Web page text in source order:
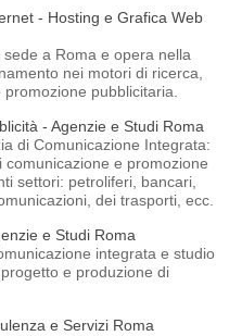
- Hosting e Grafica Web
a Roma e opera nella
nei motori di ricerca,
pubblicitaria.
- Agenzie e Studi Roma
di Comunicazione Integrata:
e promozione
settori: petroliferi, bancari,
dei trasporti, ecc.
e Studi Roma
integrata e studio
e produzione di
e Servizi Roma